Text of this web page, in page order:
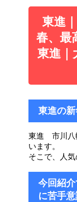
東進
春、最
東進｜
東進の
東進 市川八
います。
そこで、人
今回紹
に苦手